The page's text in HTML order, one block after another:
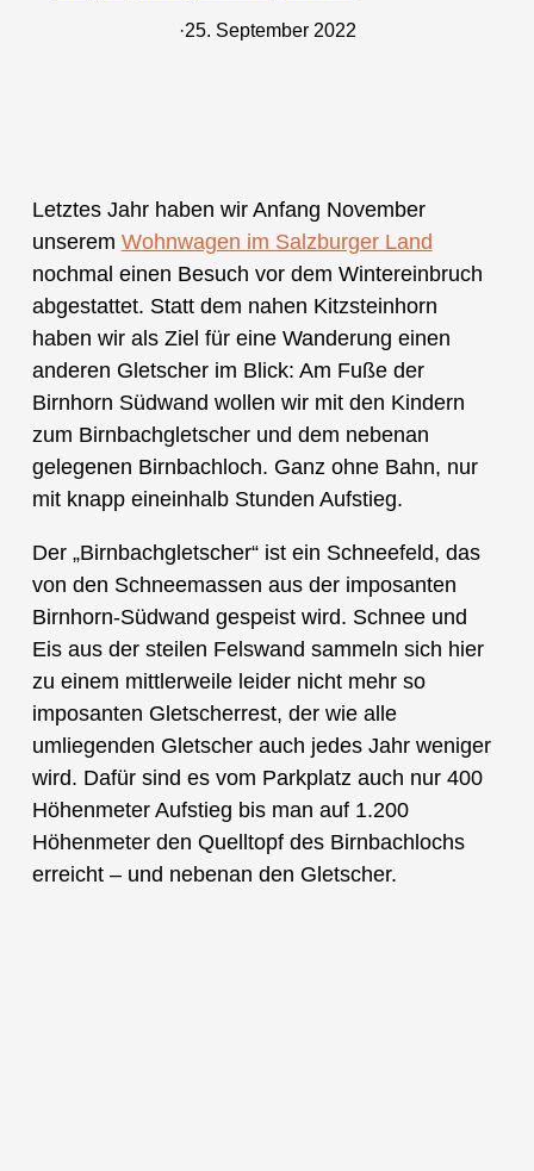
·25. September 2022
Letztes Jahr haben wir Anfang November
unserem Wohnwagen im Salzburger Land
nochmal einen Besuch vor dem Wintereinbruch
abgestattet. Statt dem nahen Kitzsteinhorn
haben wir als Ziel für eine Wanderung einen
anderen Gletscher im Blick: Am Fuße der
Birnhorn Südwand wollen wir mit den Kindern
zum Birnbachgletscher und dem nebenan
gelegenen Birnbachloch. Ganz ohne Bahn, nur
mit knapp eineinhalb Stunden Aufstieg.
Der „Birnbachgletscher“ ist ein Schneefeld, das
von den Schneemassen aus der imposanten
Birnhorn-Südwand gespeist wird. Schnee und
Eis aus der steilen Felswand sammeln sich hier
zu einem mittlerweile leider nicht mehr so
imposanten Gletscherrest, der wie alle
umliegenden Gletscher auch jedes Jahr weniger
wird. Dafür sind es vom Parkplatz auch nur 400
Höhenmeter Aufstieg bis man auf 1.200
Höhenmeter den Quelltopf des Birnbachlochs
erreicht – und nebenan den Gletscher.